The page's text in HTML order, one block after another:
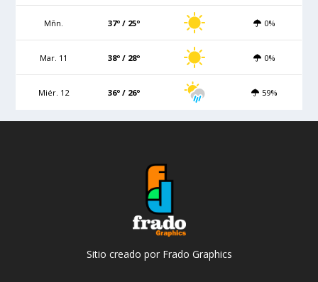
Mñn. 37º / 25º 0%
Mar. 11 38º / 28º 0%
Miér. 12 36º / 26º 59%
Sitio creado por Frado Graphics